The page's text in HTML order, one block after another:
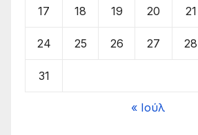
17 18 19 20 21
24 25 26 27 28
31
« Ιούλ